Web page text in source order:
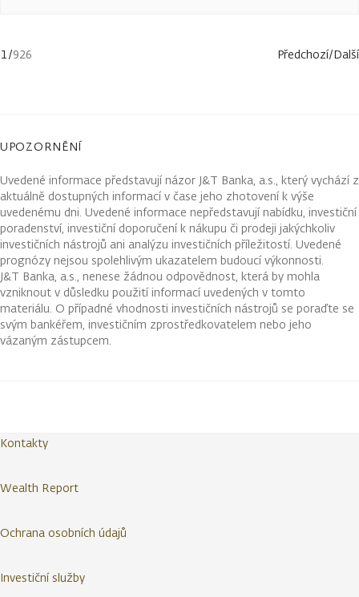
1/926 Předchozí/Další
UPOZORNĚNÍ
Uvedené informace představují názor J&T Banka, a.s., který vychází z
aktuálně dostupných informací v čase jeho zhotovení k výše
uvedenému dni. Uvedené informace nepředstavují nabídku, investiční
poradenství, investiční doporučení k nákupu či prodeji jakýchkoliv
investičních nástrojů ani analýzu investičních příležitostí. Uvedené
prognózy nejsou spolehlivým ukazatelem budoucí výkonnosti.
J&T Banka, a.s., nenese žádnou odpovědnost, která by mohla
vzniknout v důsledku použití informací uvedených v tomto
materiálu. O případné vhodnosti investičních nástrojů se poraďte se
svým bankéřem, investičním zprostředkovatelem nebo jeho
vázaným zástupcem.
Kontakty
Wealth Report
Ochrana osobních údajů
Investiční služby